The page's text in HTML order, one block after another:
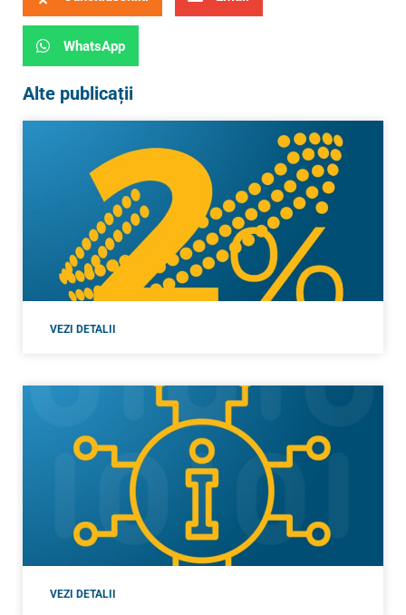
WhatsApp
Alte publicații
VEZI DETALII
VEZI DETALII